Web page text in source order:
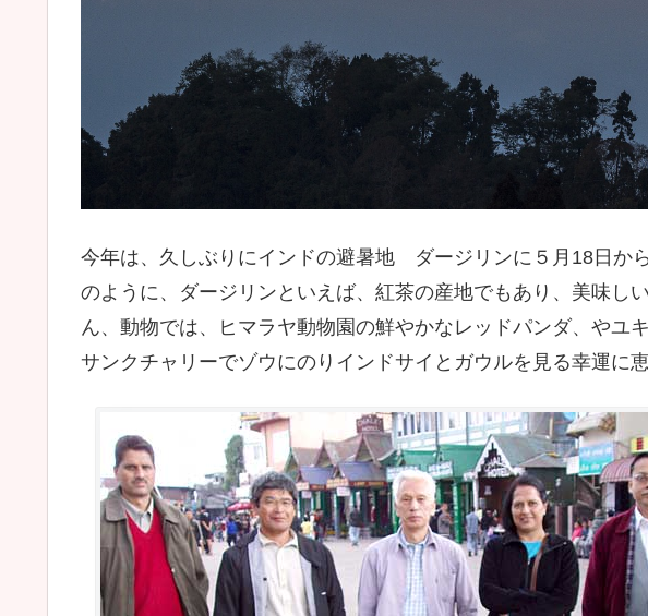
今年は、久しぶりにインドの避暑地 ダージリンに５月18日か
のように、ダージリンといえば、紅茶の産地でもあり、美味し
ん、動物では、ヒマラヤ動物園の鮮やかなレッドパンダ、やユ
サンクチャリーでゾウにのりインドサイとガウルを見る幸運に